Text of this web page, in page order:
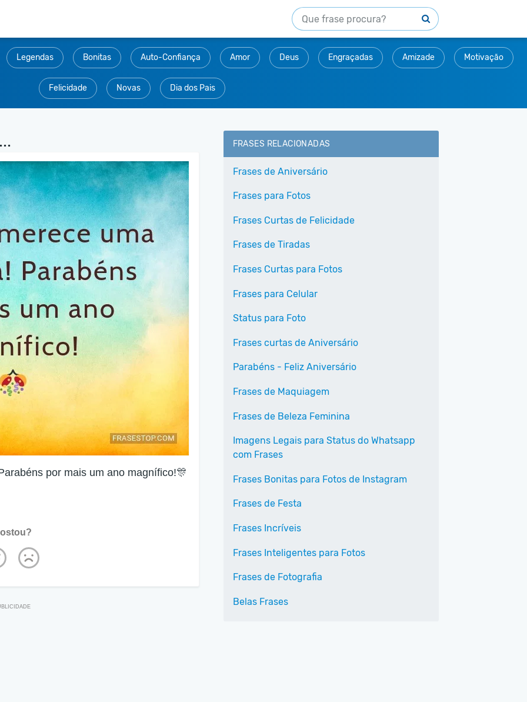
Legendas Bonitas Auto-Confiança Amor Deus Engraçadas Amizade Motivação
Felicidade Novas Dia dos Pais
por mais um ano magnífico!🎊
FRASES RELACIONADAS
Frases de Aniversário
Frases para Fotos
Frases Curtas de Felicidade
Frases de Tiradas
Frases Curtas para Fotos
Frases para Celular
Status para Foto
Frases curtas de Aniversário
Parabéns - Feliz Aniversário
Frases de Maquiagem
Frases de Beleza Feminina
Imagens Legais para Status do Whatsapp
com Frases
Frases Bonitas para Fotos de Instagram
Frases de Festa
Frases Incríveis
Frases Inteligentes para Fotos
Frases de Fotografia
Belas Frases